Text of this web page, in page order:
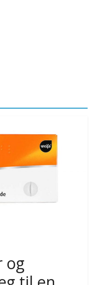
og